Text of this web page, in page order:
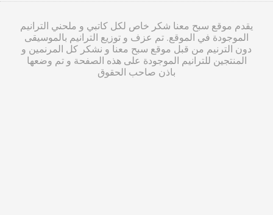
يقدم موقع سبح معنا شكر خاص لكل كاتبي و ملحني الترانيم
الموجودة في الموقع. تم عزف و توزيع الترانيم بالموسيقى
دون الترنيم من قبل موقع سبح معنا و نشكر كل المرنمين و
المنتجين للترانيم الموجودة على هذه الصفحة و تم وضعها
باذن صاحب الحقوق